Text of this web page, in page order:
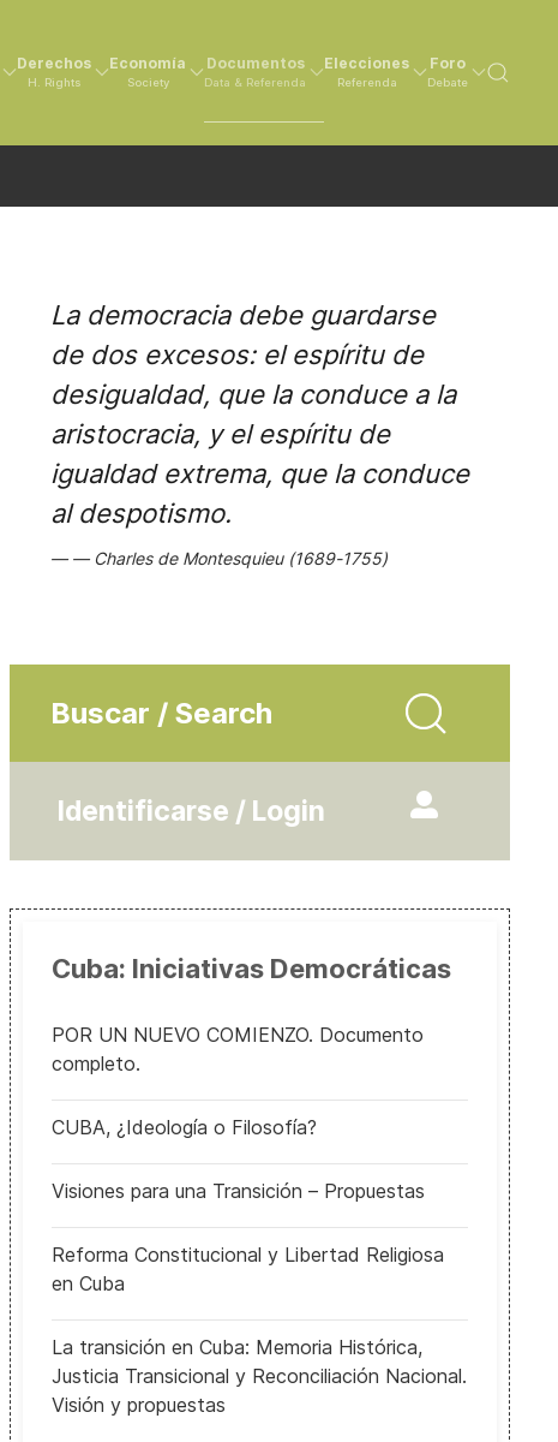
Derechos
H. Rights
Economía
Society
Documentos
Data & Referenda
Elecciones
Referenda
Foro
Debate
La democracia debe guardarse
de dos excesos: el espíritu de
desigualdad, que la conduce a la
aristocracia, y el espíritu de
igualdad extrema, que la conduce
al despotismo.
Charles de Montesquieu (1689-1755)
Buscar / Search
Identificarse / Login
Cuba: Iniciativas Democráticas
POR UN NUEVO COMIENZO. Documento
completo.
CUBA, ¿Ideología o Filosofía?
Visiones para una Transición – Propuestas
Reforma Constitucional y Libertad Religiosa
en Cuba
La transición en Cuba: Memoria Histórica,
Justicia Transicional y Reconciliación Nacional.
Visión y propuestas